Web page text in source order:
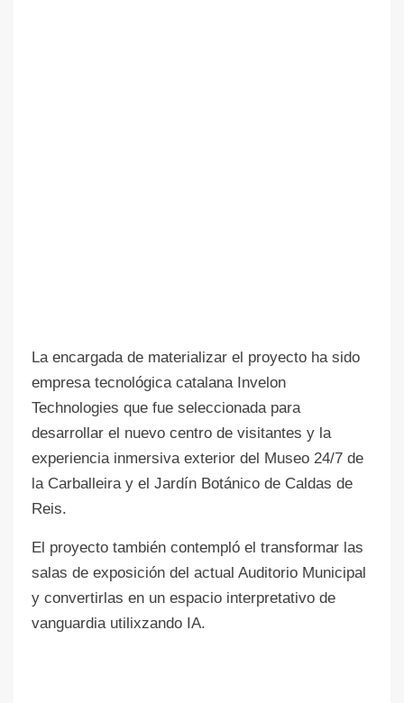
La encargada de materializar el proyecto ha sido
empresa tecnológica catalana Invelon
Technologies que fue seleccionada para
desarrollar el nuevo centro de visitantes y la
experiencia inmersiva exterior del Museo 24/7 de
la Carballeira y el Jardín Botánico de Caldas de
Reis.
El proyecto también contempló el transformar las
salas de exposición del actual Auditorio Municipal
y convertirlas en un espacio interpretativo de
vanguardia utilixzando IA.